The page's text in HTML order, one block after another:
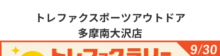
トレファクスポーツアウトドア
多摩南大沢店